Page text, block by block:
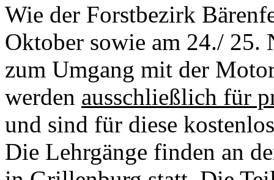
Wie der Forstbezirk
Oktober sowie am 24./ 25.
zum Umgang mit der
werden ausschließlich für
und sind für diese
Die Lehrgänge finden an